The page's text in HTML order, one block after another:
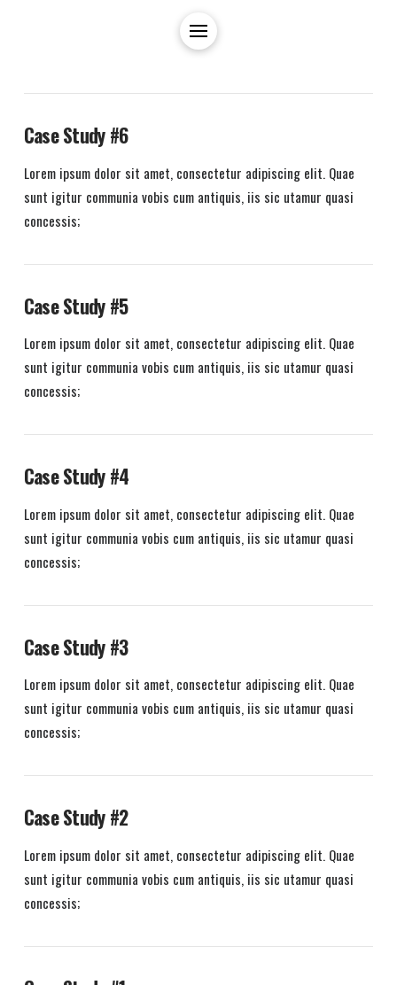
Case Study #6
Lorem ipsum dolor sit amet, consectetur adipiscing elit. Quae
sunt igitur communia vobis cum antiquis, iis sic utamur quasi
concessis;
Case Study #5
Lorem ipsum dolor sit amet, consectetur adipiscing elit. Quae
sunt igitur communia vobis cum antiquis, iis sic utamur quasi
concessis;
Case Study #4
Lorem ipsum dolor sit amet, consectetur adipiscing elit. Quae
sunt igitur communia vobis cum antiquis, iis sic utamur quasi
concessis;
Case Study #3
Lorem ipsum dolor sit amet, consectetur adipiscing elit. Quae
sunt igitur communia vobis cum antiquis, iis sic utamur quasi
concessis;
Case Study #2
Lorem ipsum dolor sit amet, consectetur adipiscing elit. Quae
sunt igitur communia vobis cum antiquis, iis sic utamur quasi
concessis;